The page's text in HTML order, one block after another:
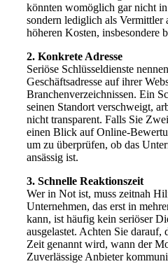
könnten womöglich gar nicht
sondern lediglich als Vermittler
höheren Kosten, insbesondere
2. Konkrete Adresse
Seriöse Schlüsseldienste
Geschäftsadresse auf ihrer
Branchenverzeichnissen. Ein
seinen Standort verschweigt,
nicht transparent. Falls Sie
einen Blick auf Online-
um zu überprüfen, ob das
ansässig ist.
3. Schnelle Reaktionszeit
Wer in Not ist, muss zeitnah
Unternehmen, das erst in
kann, ist häufig kein seriöser
ausgelastet. Achten Sie darauf,
Zeit genannt wird, wann der
Zuverlässige Anbieter